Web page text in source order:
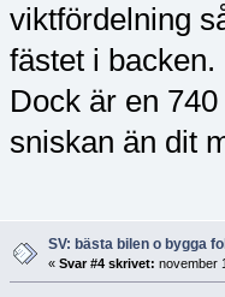
viktfördelning
fästet i backen.
Dock är en
sniskan än dit
SV: bästa bilen o bygga
« Svar #4 skrivet: november